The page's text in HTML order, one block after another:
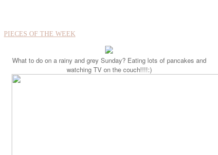
PIECES OF THE WEEK
What to do on a rainy and grey Sunday? Eating lots of pancakes and
watching TV on the couch!!!!:)